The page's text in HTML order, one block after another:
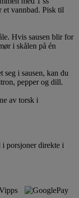
et vannbad. Pisk til
Hvis sausen blir for
i skålen på én
seg i sausen, kan du
pepper og dill.
av torsk i
i porsjoner direkte i